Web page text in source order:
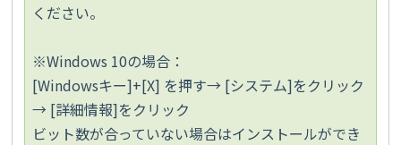
ください。
※Windows 10の場合：
[Windowsキー]+[X] を押す→ [システム]をクリック
→ [詳細情報]をクリック
ビット数が合っていない場合はインストールができ